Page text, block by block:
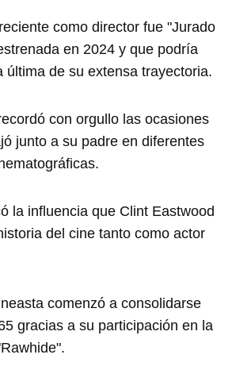
como director fue "Jurado
en 2024 y que podría
última de su extensa trayectoria.
con orgullo las ocasiones
junto a su padre en diferentes
la influencia que Clint Eastwood
del cine tanto como actor
comenzó a consolidarse
gracias a su participación en la